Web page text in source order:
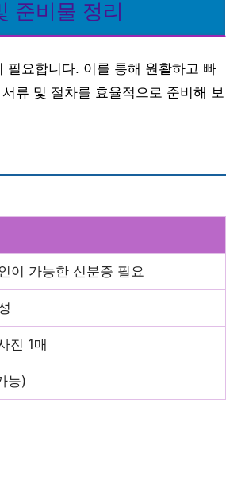
준비물 정리
필요합니다. 이를 통해 원활하고 빠
류 및 절차를 효율적으로 준비해 보
이 가능한 신분증 필요
진 1매
능)